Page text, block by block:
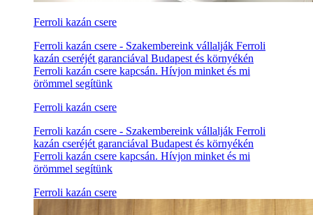
Ferroli kazán csere
Ferroli kazán csere - Szakembereink vállalják Ferroli
kazán cseréjét garanciával Budapest és környékén
Ferroli kazán csere kapcsán. Hívjon minket és mi
örömmel segítünk
Ferroli kazán csere
Ferroli kazán csere - Szakembereink vállalják Ferroli
kazán cseréjét garanciával Budapest és környékén
Ferroli kazán csere kapcsán. Hívjon minket és mi
örömmel segítünk
Ferroli kazán csere